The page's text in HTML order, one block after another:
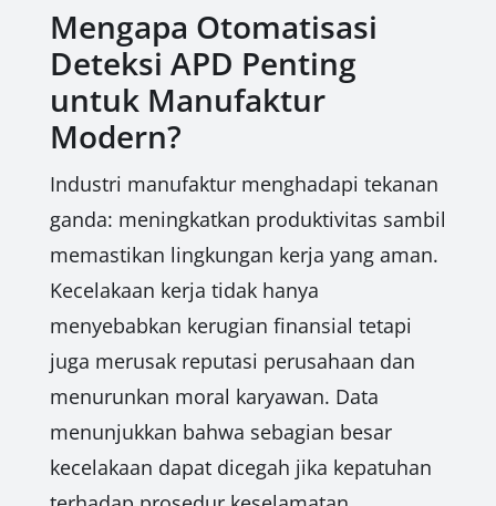
Mengapa Otomatisasi
Deteksi APD Penting
untuk Manufaktur
Modern?
Industri manufaktur menghadapi tekanan
ganda: meningkatkan produktivitas sambil
memastikan lingkungan kerja yang aman.
Kecelakaan kerja tidak hanya
menyebabkan kerugian finansial tetapi
juga merusak reputasi perusahaan dan
menurunkan moral karyawan. Data
menunjukkan bahwa sebagian besar
kecelakaan dapat dicegah jika kepatuhan